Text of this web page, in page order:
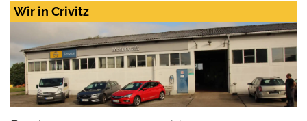
Zustimmen und
aktivieren
Wir in Crivitz